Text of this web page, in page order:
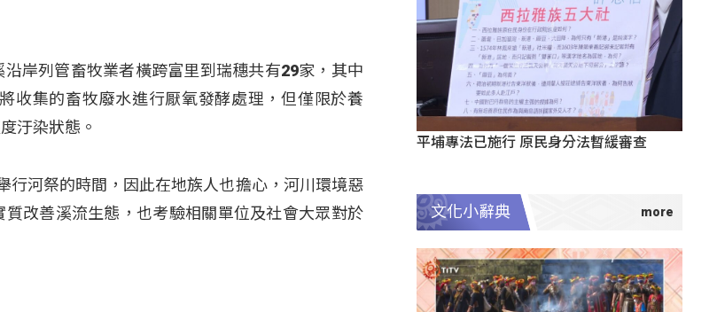
岸列管畜牧業者橫跨富里到瑞穗共有29家，其中
收集的畜牧廢水進行厭氧發酵處理，但僅限於養
汙染狀態。
行河祭的時間，因此在地族人也擔心，河川環境惡
改善溪流生態，也考驗相關單位及社會大眾對於
平埔專法已施行 原民身分法暫緩審查
文化小辭典